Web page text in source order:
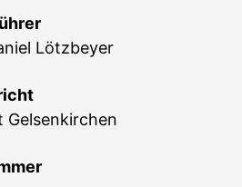
Lötzbeyer
Gelsenkirchen